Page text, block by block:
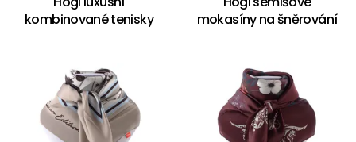
kombinované tenisky
mokasíny na šněrování